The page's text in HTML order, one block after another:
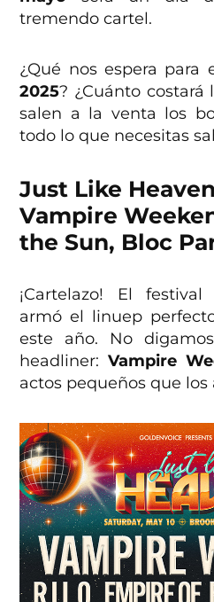
tremendo cartel.
¿Qué nos espera para
2025? ¿Cuánto costará
salen a la venta los
todo lo que necesitas
Just Like
Vampire
the Sun, Bloc
¡Cartelazo! El festival
armó el linuep
este año. No
headliner:Vampire
actos pequeños que los